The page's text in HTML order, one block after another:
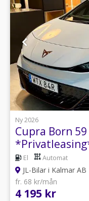
Ny 2026
Cupra Born
El Automat
JL-Bilar i Kalmar AB
fr. 68 kr/mån
4 195 kr